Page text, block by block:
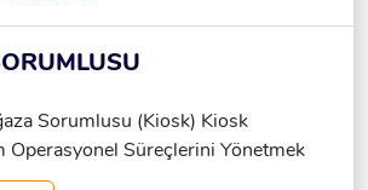
kiosk Satış Deneyimi Enerjik,
Odaklı İletişimi Güçlü
Uygun Olanaklar Maaş + Prim
Büyüyen Marka Içinde
Sorumlusu (Kiosk) Kiosk
Operasyonel Süreçlerini Yönetmek
Takip Etmek Ve Ekibi